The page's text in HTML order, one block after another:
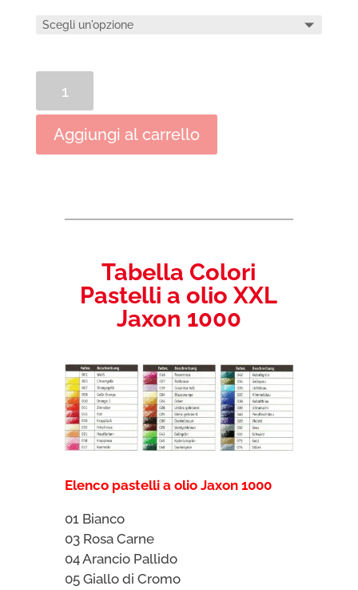
olio
XXLAggiungi al carrello
Tabella Colori
Pastelli a olio XXL
Jaxon 1000
Elenco pastelli a olio Jaxon 1000
01 Bianco
03 Rosa Carne
04 Arancio Pallido
05 Giallo di Cromo